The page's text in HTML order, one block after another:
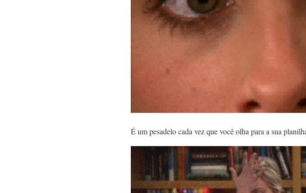
É um pesadelo cada vez que você olha para a sua